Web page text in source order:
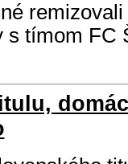
s tímom FC